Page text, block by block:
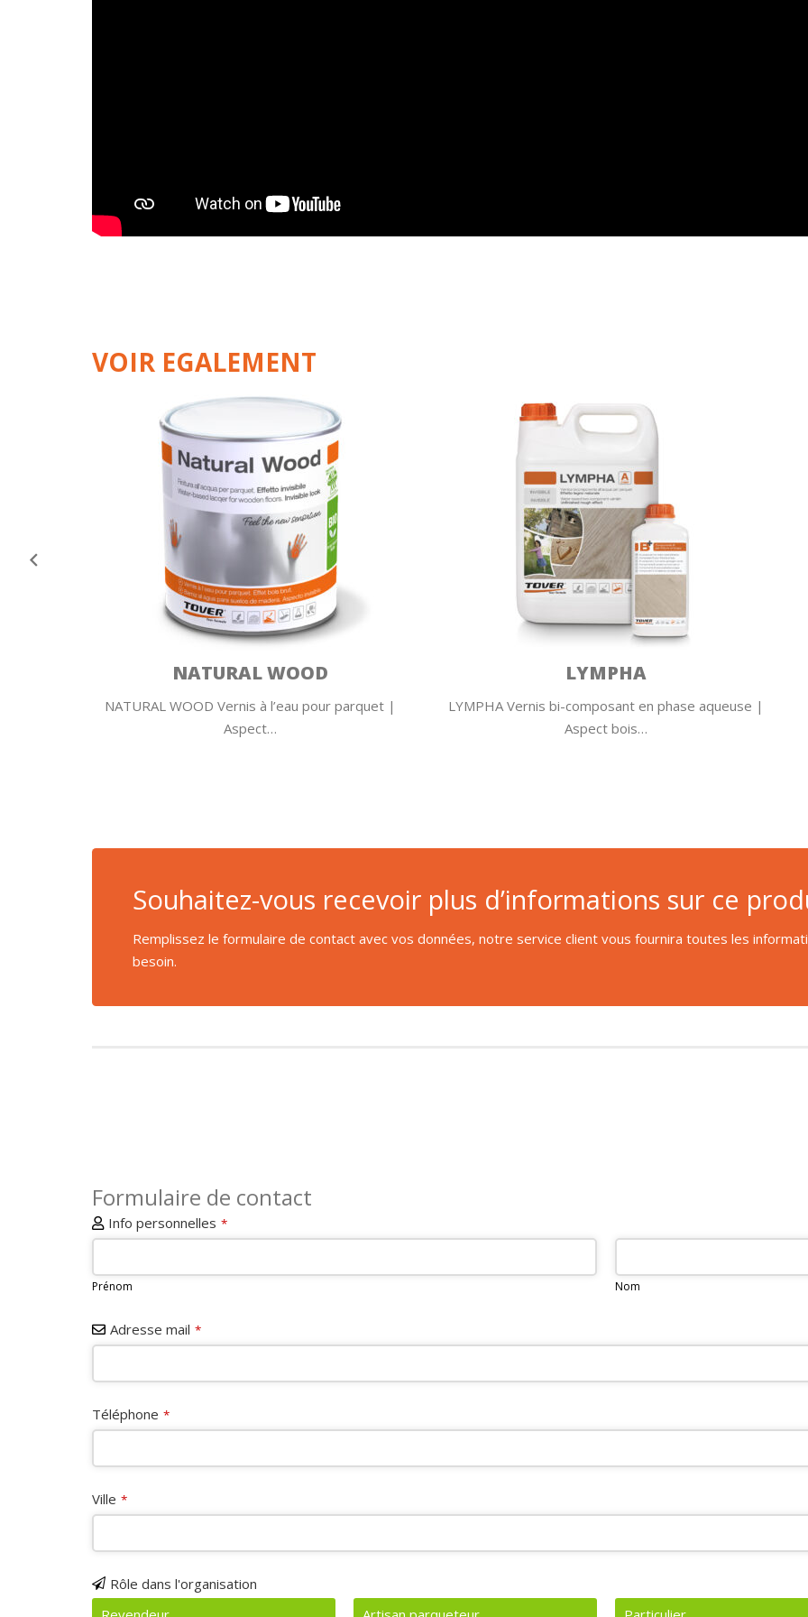
VOIR EGALEMENT
LYMPHA
LYMPHA Vernis bi-composant en phase aqueuse |
Aspect bois…
IDROLAK DR97
IDROLAK DR97 Vernis bi-composant en phase
aqueuse | Fort…
Souhaitez-vous recevoir plus d’informations sur ce
Remplissez le formulaire de contact avec vos données, notre service client vous fournira toutes les
besoin.
Formulaire de contact
Info personnelles *
Prénom Nom
Adresse mail *
Téléphone *
Ville *
Rôle dans l'organisation